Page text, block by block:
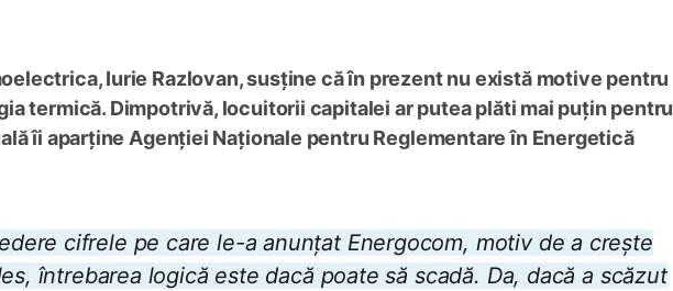
Iurie Razlovan, susține că în prezent nu există motive pentru
termică. Dimpotrivă, locuitorii capitalei ar putea plăti mai puțin pentru
îi aparține Agenției Naționale pentru Reglementare în Energetică
cifrele pe care le-a anunțat Energocom, motiv de a crește
întrebarea logică este dacă poate să scadă. Da, dacă a scăzut